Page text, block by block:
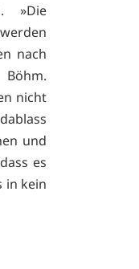
»Die
nach
nicht
und
es
in kein